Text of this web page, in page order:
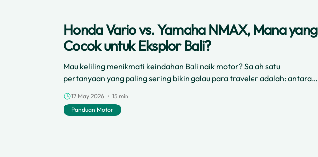
Honda Vario vs. Yamaha NMAX, Mana yang
Cocok untuk Eksplor Bali?
Mau keliling menikmati keindahan Bali naik motor? Salah satu
pertanyaan yang paling sering bikin galau para traveler adalah: antara
Honda Vario vs Yamaha NMAX, mana sih motor yang sebenarnya lebih
pas buat nemenin jalan-jalan di Bali?
17 May 2026 • 15 min
Panduan Motor